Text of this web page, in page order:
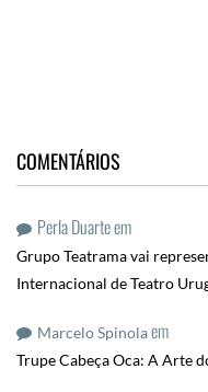
COMENTÁRIOS
Perla Duarteem
Grupo Teatrama vai
Internacional de Teatro
Marcelo Spinolaem
Trupe Cabeça Oca: A Arte